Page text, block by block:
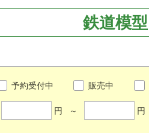
鉄道模型
予約受付中 販売中
円 ～ 円